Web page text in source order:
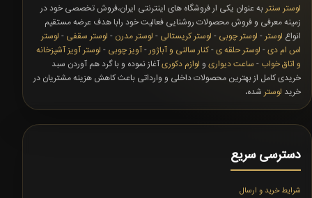
لوستر سنتر به عنوان یکی ار فروشگاه های اینترنتی ایران،فروش تخصصی خود در
زمینه معرفی و فروش محصولات روشنایی فعالیت خود رابا هدف عرضه مستقیم
انواع لوستر - لوستر چوبی - لوستر کریستالی - لوستر مدرن - لوستر سقفی - لوستر
اس ام دی- لوستر حلقه ی-کنار سالنی و آباژور-آویز چوبی - لوستر آویز آشپزخانه
و اتاق خواب - ساعت دیواری و لوازم دکوریآغاز نموده و با گرد هم آوردن سبد
خریدی کامل از بهترین محصولات داخلی و وارداتی باعث کاهش هزینه مشتریان در
خرید لوستر شده،
دسترسی سریع
شرایط خرید و ارسال